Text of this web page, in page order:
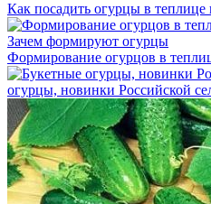
Как посадить огурцы в теплице
Формирование огурцов в
огурцы, новинки Российской